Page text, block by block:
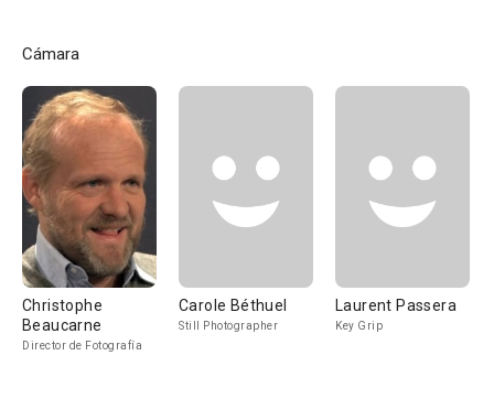
Cámara
Christophe
Beaucarne
Director de Fotografía
Carole Béthuel
Still Photographer
Laurent Passera
Key Grip